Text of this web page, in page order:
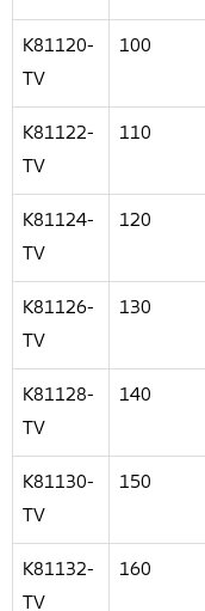
K81120-
TV
100
K81122-
TV
110
K81124-
TV
120
K81126-
TV
130
K81128-
TV
140
K81130-
TV
150
K81132-
TV
160